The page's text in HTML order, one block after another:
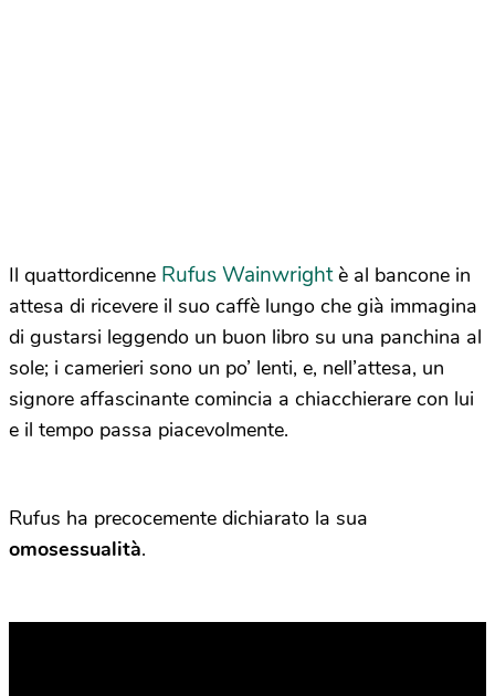
Il quattordicenne Rufus Wainwrightè al bancone in
attesa di ricevere il suo caffè lungo che già immagina
di gustarsi leggendo un buon libro su una panchina al
sole; i camerieri sono un po’ lenti, e, nell’attesa, un
signore affascinante comincia a chiacchierare con lui
e il tempo passa piacevolmente.
Rufus ha precocemente dichiarato la sua
omosessualità.